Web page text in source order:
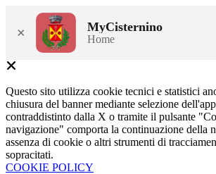
× MyCisternino
Home
Questo sito utilizza cookie tecnici e statistici
chiusura del banner mediante selezione
contraddistinto dalla X o tramite il pulsante
navigazione" comporta la continuazione della
assenza di cookie o altri strumenti di
sopracitati.
COOKIE POLICY